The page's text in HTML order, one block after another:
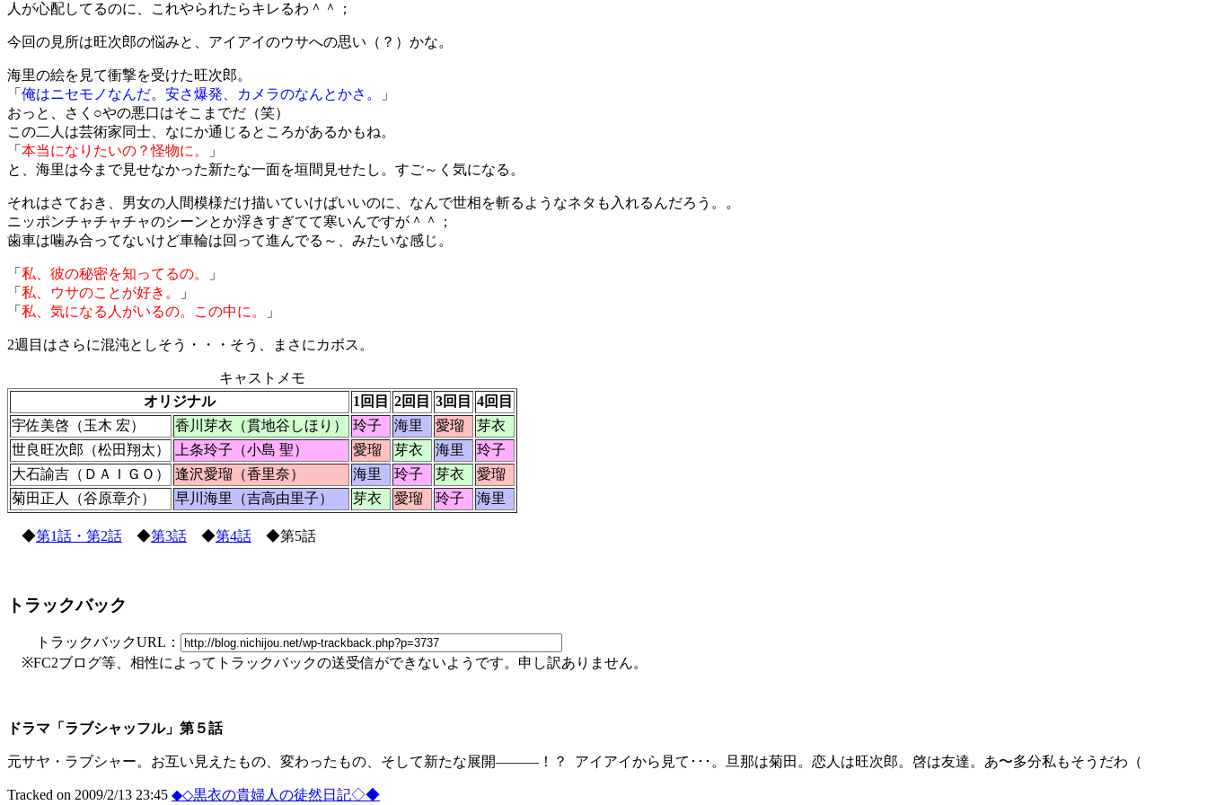
人が心配してるのに、これやられたらキレるわ＾＾；
今回の見所は旺次郎の悩みと、アイアイのウサへの思い（？）かな。
海里の絵を見て衝撃を受けた旺次郎。
「 俺はニセモノなんだ。安さ爆発、カメラのなんとかさ。
」
おっと、さく○やの悪口はそこまでだ（笑）
この二人は芸術家同士、なにか通じるところがあるかもね。
「 本当になりたいの？怪物に。
」
と、海里は今まで見せなかった新たな一面を垣間見せたし。すご～く気になる。
それはさておき、男女の人間模様だけ描いていけばいいのに、なんで世相を斬るようなネタも入れるんだろう。。
ニッポンチャチャチャのシーンとか浮きすぎてて寒いんですが＾＾；
歯車は噛み合ってないけど車輪は回って進んでる～、みたいな感じ。
「 私、彼の秘密を知ってるの。
」
「 私、ウサのことが好き。
」
「 私、気になる人がいるの。この中に。 」
2週目はさらに混沌としそう・・・そう、まさにカボス。
キャストメモ
オリジナル
1回目 2回目 3回目 4回目
宇佐美啓（玉木 宏）
香川芽衣（貫地谷しほり） 玲子 海里 愛瑠
芽衣
世良旺次郎（松田翔太）
上条玲子（小島 聖） 愛瑠 芽衣 海里
玲子
大石諭吉（ＤＡＩＧＯ）
逢沢愛瑠（香里奈） 海里 玲子 芽衣
愛瑠
菊田正人（谷原章介）
早川海里（吉高由里子） 芽衣 愛瑠 玲子 海里
◆第1話・第2話 ◆第3話 ◆第4話 ◆第5話
トラックバック
トラックバックURL：
※FC2ブログ等、相性によってトラックバックの送受信ができないようです。申し訳ありません。
ドラマ「ラブシャッフル」第５話
元サヤ・ラブシャー。お互い見えたもの、変わったもの、そして新たな展開———！？ アイアイから見て･･･。旦那は菊田。恋人は旺次郎。啓は友達。あ〜多分私もそうだわ（
Tracked on 2009/2/13 23:45 ◆◇黒衣の貴婦人の徒然日記◇◆